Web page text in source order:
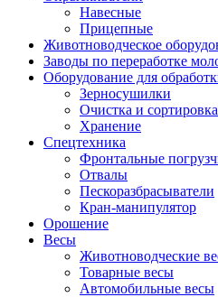
Навесные
Прицепные
Животноводческое
Заводы по переработке
Оборудование для
Зерносушилки
Очистка и
Хранение
Спецтехника
Фронтальные
Отвалы
Пескоразбрасыватели
Кран-манипулятор
Орошение
Весы
Животноводческие
Товарные весы
Автомобильные весы